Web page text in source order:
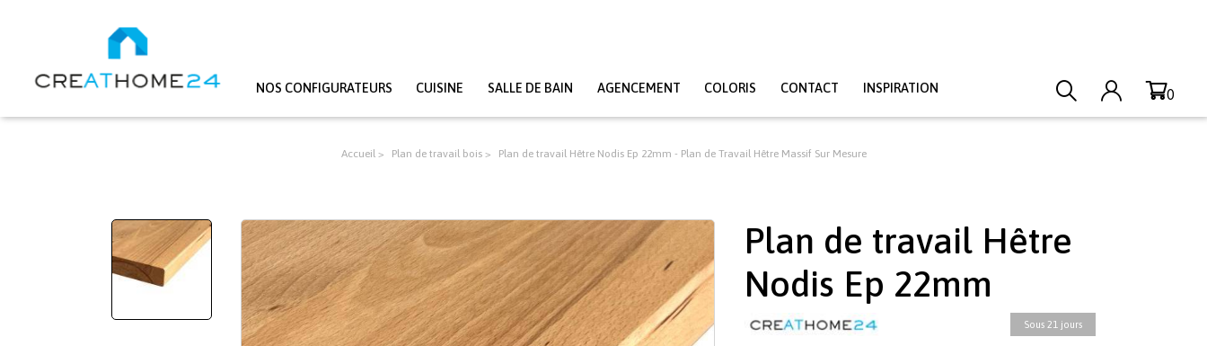
NOS CONFIGURATEURS CUISINE SALLE DE BAIN AGENCEMENT COLORIS CONTACT INSPIRATION 0
Accueil Plan de travail bois Plan de travail Hêtre Nodis Ep 22mm - Plan de Travail Hêtre Massif Sur Mesure
Plan de travail Hêtre
Nodis Ep 22mm
Sous 21 jours